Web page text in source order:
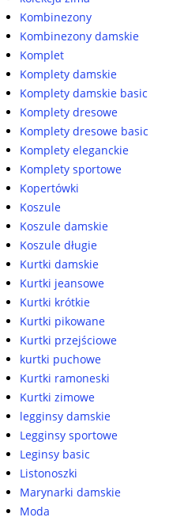
Kombinezony
Kombinezony damskie
Komplet
Komplety damskie
Komplety damskie basic
Komplety dresowe
Komplety dresowe basic
Komplety eleganckie
Komplety sportowe
Kopertówki
Koszule
Koszule damskie
Koszule długie
Kurtki damskie
Kurtki jeansowe
Kurtki krótkie
Kurtki pikowane
Kurtki przejściowe
kurtki puchowe
Kurtki ramoneski
Kurtki zimowe
legginsy damskie
Legginsy sportowe
Leginsy basic
Listonoszki
Marynarki damskie
Moda